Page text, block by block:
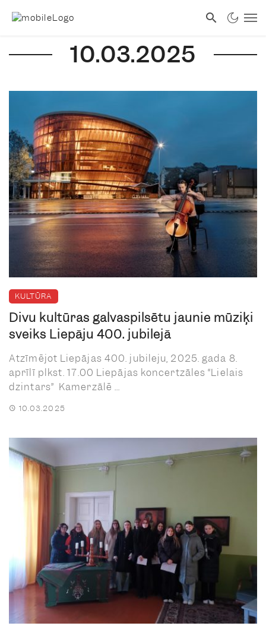
10.03.2025
KULTŪRA
Divu kultūras galvaspilsētu jaunie mūziķi
sveiks Liepāju 400. jubilejā
Atzīmējot Liepājas 400. jubileju, 2025. gada 8.
aprīlī plkst. 17.00 Liepājas koncertzāles “Lielais
dzintars” Kamerzālē ...
10.03.2025